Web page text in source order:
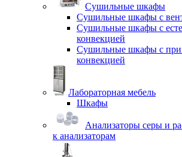
Cушильные шкафы
Сушильные шкафы с
Сушильные шкафы с
конвекцией
Сушильные шкафы с
конвекцией
Лабораторная мебель
Шкафы
Анализаторы серы и
к анализаторам